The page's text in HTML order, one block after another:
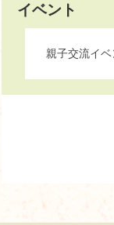
イベント
親子交流イ